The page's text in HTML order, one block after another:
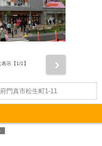
表示【1/1】
門真市松生町1-11